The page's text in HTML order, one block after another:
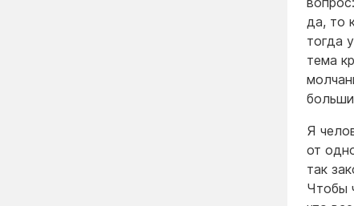
да, то
тогда
тема
Я
от
так
Чтобы